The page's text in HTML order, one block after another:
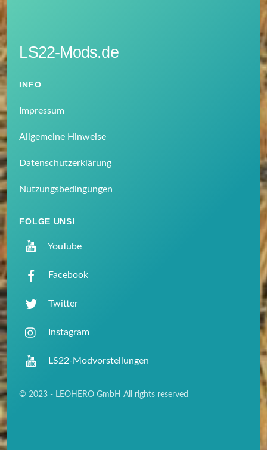
LS22-Mods.de
INFO
Impressum
Allgemeine Hinweise
Datenschutzerklärung
Nutzungsbedingungen
FOLGE UNS!
YouTube
Facebook
Twitter
Instagram
LS22-Modvorstellungen
© 2023 - LEOHERO GmbH All rights reserved